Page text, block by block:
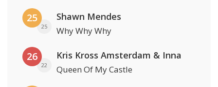
25
25
Shawn Mendes
Why Why Why
26
22
Kris Kross Amsterdam & Inna
Queen Of My Castle